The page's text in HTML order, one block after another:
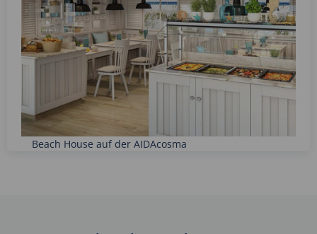
Beach House auf der AIDAcosma